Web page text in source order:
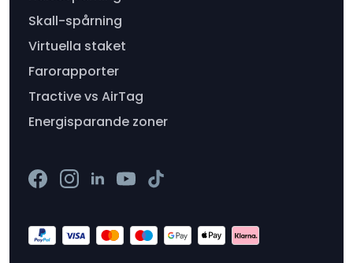
Skall-spårning
Virtuella staket
Farorapporter
Tractive vs AirTag
Energisparande zoner